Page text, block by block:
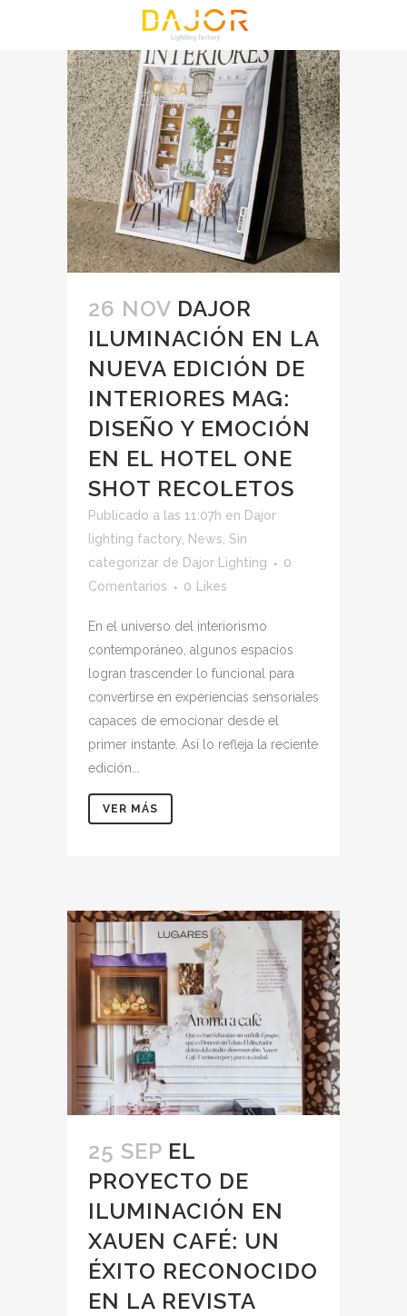
26 NOV DAJOR
ILUMINACIÓN EN LA
NUEVA EDICIÓN DE
INTERIORES MAG:
DISEÑO Y EMOCIÓN
EN EL HOTEL ONE
SHOT RECOLETOS
Publicado a las 11:07h en Dajor
lighting factory News Sin
categorizar de Dajor Lighting
0
Comentarios
0 Likes
En el universo del interiorismo
contemporáneo, algunos espacios
logran trascender lo funcional para
convertirse en experiencias sensoriales
capaces de emocionar desde el
primer instante. Así lo refleja la reciente
edición...
VER MÁS
25 SEP EL
PROYECTO DE
ILUMINACIÓN EN
XAUEN CAFÉ: UN
ÉXITO RECONOCIDO
EN LA REVISTA